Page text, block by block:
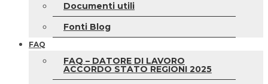
Documenti utili
Fonti Blog
FAQ
FAQ – DATORE DI LAVORO
ACCORDO STATO REGIONI 2025